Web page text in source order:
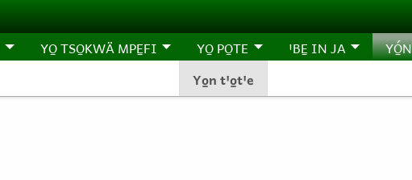
YO̱ TSO̱KWÄ MPE̱FI YO̱ PO̱TE ꞌBE̱ IN JA
Yo̱n tꞌo̱tꞌe